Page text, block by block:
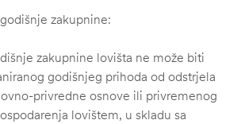
zakupnine:
zakupnine lovišta ne može biti
godišnjeg prihoda od odstrjela
privredne osnove ili privremenog
lovištem, u skladu sa